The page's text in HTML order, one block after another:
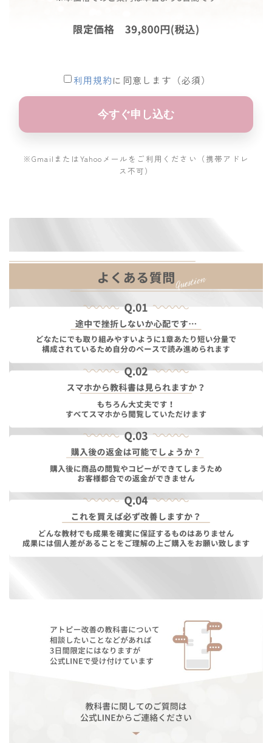
利用規約に同意します（必須）
今すぐ申し込む
※GmailまたはYahooメールをご利用ください（携帯アドレ
ス不可）